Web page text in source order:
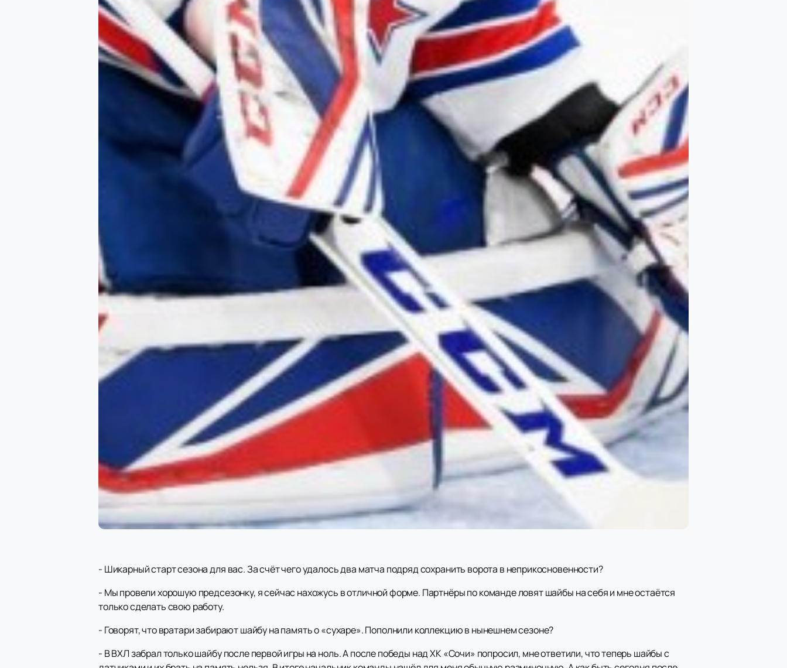
- Шикарный старт сезона для вас. За счёт чего удалось два матча подряд сохранить ворота в неприкосновенности?
- Мы провели хорошую предсезонку, я сейчас нахожусь в отличной форме. Партнёры по команде ловят шайбы на себя и мне остаётся
только сделать свою работу.
- Говорят, что вратари забирают шайбу на память о «сухаре». Пополнили коллекцию в нынешнем сезоне?
- В ВХЛ забрал только шайбу после первой игры на ноль. А после победы над ХК «Сочи» попросил, мне ответили, что теперь шайбы с